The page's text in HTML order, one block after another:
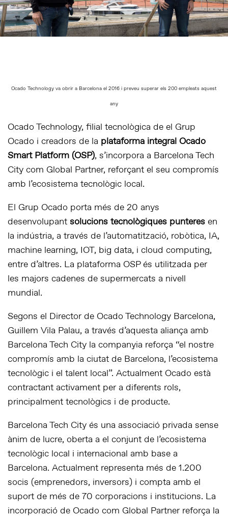
Ocado Technology va obrir a Barcelona el 2016 i preveu superar els 200 empleats aquest
any
Ocado Technology, filial tecnològica de el Grup
Ocado i creadors de la plataforma integral Ocado
Smart Platform (OSP), s’incorpora a Barcelona Tech
City com Global Partner, reforçant el seu compromís
amb l’ecosistema tecnològic local.
El Grup Ocado porta més de 20 anys
desenvolupant solucions tecnològiques punteres en
la indústria, a través de l’automatització, robòtica, IA,
machine learning, IOT, big data, i cloud computing,
entre d’altres. La plataforma OSP és utilitzada per
les majors cadenes de supermercats a nivell
mundial.
Segons el Director de Ocado Technology Barcelona, ​​
Guillem Vila Palau, a través d’aquesta aliança amb
Barcelona Tech City la companyia reforça “el nostre
compromís amb la ciutat de Barcelona, ​​l’ecosistema
tecnològic i el talent local”. Actualment Ocado està
contractant activament per a diferents rols,
principalment tecnològics i de producte.
Barcelona Tech City és una associació privada sense
ànim de lucre, oberta a el conjunt de l’ecosistema
tecnològic local i internacional amb base a
Barcelona. Actualment representa més de 1.200
socis (emprenedors, inversors) i compta amb el
suport de més de 70 corporacions i institucions. La
incorporació de Ocado com Global Partner reforça la